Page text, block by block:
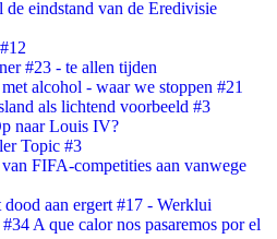
eindstand van de Eredivisie
#23 - te allen tijden
alcohol - waar we stoppen #21
als lichtend voorbeeld #3
naar Louis IV?
Topic #3
FIFA-competities aan vanwege
aan ergert #17 - Werklui
A que calor nos pasaremos por el